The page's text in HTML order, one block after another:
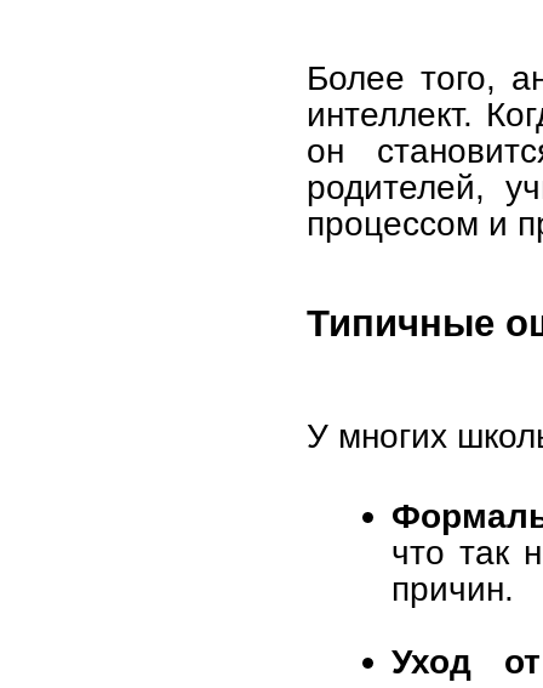
Более того,
интеллект.
он
родителей,
процессом и
Типичные
У многих
что так
причин.
Уход